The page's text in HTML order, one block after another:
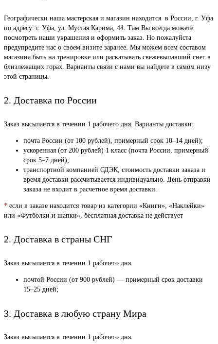
Географически наша мастерская и магазин находится в России, г. Уфа
по адресу: г. Уфа, ул. Мустая Карима, 44. Там Вы всегда можете
посмотреть наши украшения и оформить заказ. Но пожалуйста
предупредите нас о своем визите заранее. Мы можем всем составом
магазина быть на тренировке или раскатывать свежевыпавший снег в
близлежащих горах. Варианты связи с нами вы найдете в самом низу
этой страницы.
2. Доставка по России
Заказ высылается в течении 1 рабочего дня. Варианты доставки:
почта России (от 100 рублей), примерный срок 10–14 дней);
ускоренная (от 200 рублей) 1 класс (почта России, примерный
срок 5–7 дней);
транспортной компанией СДЭК, стоимость доставки заказа и
время доставки рассчитывается индивидуально. День отправки
заказа не входит в расчетное время доставки.
* если в заказе находится товар из категории «Книги», «Наклейки»
или «Футболки и шапки», бесплатная доставка не действует
2. Доставка в страны СНГ
Заказ высылается в течении 1 рабочего дня.
почтой России (от 900 рублей) — примерный срок доставки
15–25 дней;
3. Доставка в любую страну Мира
Заказ высылается в течении 1 рабочего дня.